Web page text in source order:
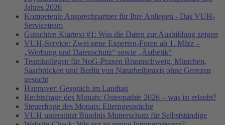
Jahres 2026
Kompetente Ansprechpartner für Ihre Anliegen - Das VUH-
Serviceteam
Gutachten Klartext #1: Was die Daten zur Ausbildung zeigen
VUH-Service: Zwei neue Experten-Foren ab 1. März –
„Werbung und Datenschutz“ sowie „Ästhetik“
Teamkollegen für NoG-Praxen Braunschweig, München,
Saarbrücken und Berlin von Naturheilpraxis ohne Grenzen
gesucht
Hannover: Gespräch im Landtag
Rechtsfrage des Monats: Osteopathie 2026 – was ist erlaubt?
Steuerfrage des Monats: Elterngespräche
VUH unterstützt Bündnis Mutterschutz für Selbstständige